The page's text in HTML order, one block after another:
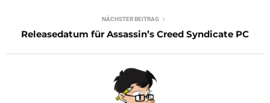
NÄCHSTER BEITRAG
Releasedatum für Assassin’s Creed Syndicate PC